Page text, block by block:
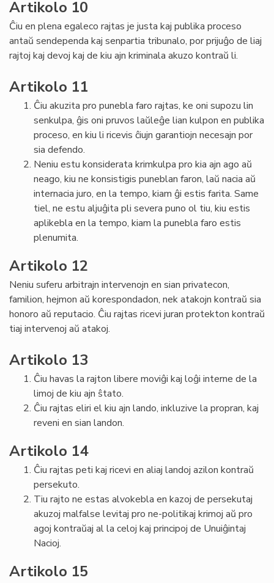
Artikolo 10
Ĉiu en plena egaleco rajtas je justa kaj publika proceso
antaŭ sendependa kaj senpartia tribunalo, por prijuĝo de liaj
rajtoj kaj devoj kaj de kiu ajn kriminala akuzo kontraŭ li.
Artikolo 11
Ĉiu akuzita pro punebla faro rajtas, ke oni supozu lin
senkulpa, ĝis oni pruvos laŭleĝe lian kulpon en publika
proceso, en kiu li ricevis ĉiujn garantiojn necesajn por
sia defendo.
Neniu estu konsiderata krimkulpa pro kia ajn ago aŭ
neago, kiu ne konsistigis puneblan faron, laŭ nacia aŭ
internacia juro, en la tempo, kiam ĝi estis farita. Same
tiel, ne estu aljuĝita pli severa puno ol tiu, kiu estis
aplikebla en la tempo, kiam la punebla faro estis
plenumita.
Artikolo 12
Neniu suferu arbitrajn intervenojn en sian privatecon,
familion, hejmon aŭ korespondadon, nek atakojn kontraŭ sia
honoro aŭ reputacio. Ĉiu rajtas ricevi juran protekton kontraŭ
tiaj intervenoj aŭ atakoj.
Artikolo 13
Ĉiu havas la rajton libere moviĝi kaj loĝi interne de la
limoj de kiu ajn ŝtato.
Ĉiu rajtas eliri el kiu ajn lando, inkluzive la propran, kaj
reveni en sian landon.
Artikolo 14
Ĉiu rajtas peti kaj ricevi en aliaj landoj azilon kontraŭ
persekuto.
Tiu rajto ne estas alvokebla en kazoj de persekutaj
akuzoj malfalse levitaj pro ne-politikaj krimoj aŭ pro
agoj kontraŭaj al la celoj kaj principoj de Unuiĝintaj
Nacioj.
Artikolo 15